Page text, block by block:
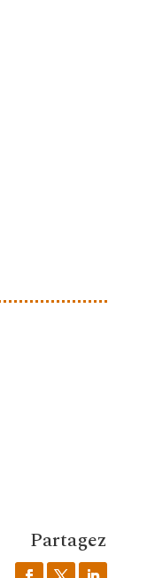
Partagez